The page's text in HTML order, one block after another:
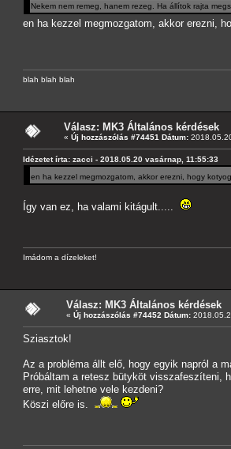
Nekem nem remeg, hanem rezeg. Ha állítok rajta
en ha kezzel megmozgatom, akkor erezni,
blah blah blah
Válasz: MK3 Általános kérdések
« Új hozzászólás #74451 Dátum:
Idézetet írta: zacci - 2018.05.20 vasárnap, 11:55:33
en ha kezzel megmozgatom, akkor erezni, hogy
Így van ez, ha valami kitágult.....
Imádom a dízeleket!
Válasz: MK3 Általános kérdések
« Új hozzászólás #74452 Dátum:
Sziasztok!
Az a probléma állt elő, hogy egyik napról a
Próbáltam a retesz bütyköt visszafeszíteni,
erre, mit lehetne vele kezdeni?
Köszi előre is.